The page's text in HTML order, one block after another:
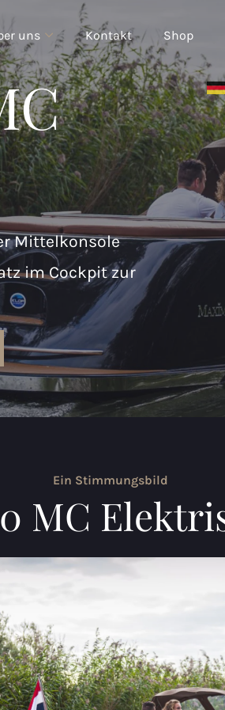
uns Kontakt Shop
Mittelkonsole
im Cockpit zur
Ein Stimmungsbild
MC